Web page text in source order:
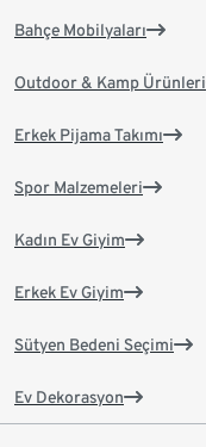
Bahçe Mobilyaları
Outdoor & Kamp Ürünleri
Erkek Pijama Takımı
Spor Malzemeleri
Kadın Ev Giyim
Erkek Ev Giyim
Sütyen Bedeni Seçimi
Ev Dekorasyon